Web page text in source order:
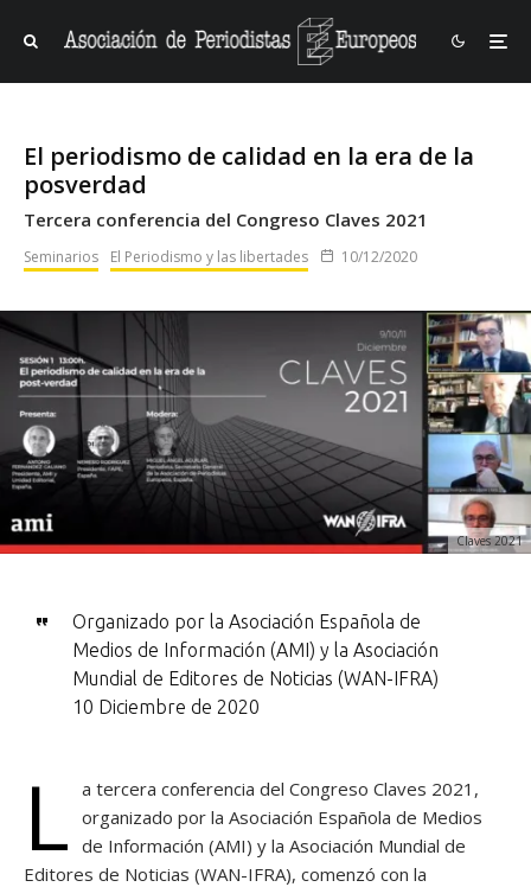
El periodismo de calidad en la era de la
posverdad
Tercera conferencia del Congreso Claves 2021
Seminarios El Periodismo y las libertades 10/12/2020
Claves 2021
Organizado por la Asociación Española de
Medios de Información (AMI) y la Asociación
Mundial de Editores de Noticias (WAN-IFRA)
10 Diciembre de 2020
L a tercera conferencia del Congreso Claves 2021,
organizado por la Asociación Española de Medios
de Información (AMI) y la Asociación Mundial de
Editores de Noticias (WAN-IFRA), comenzó con la